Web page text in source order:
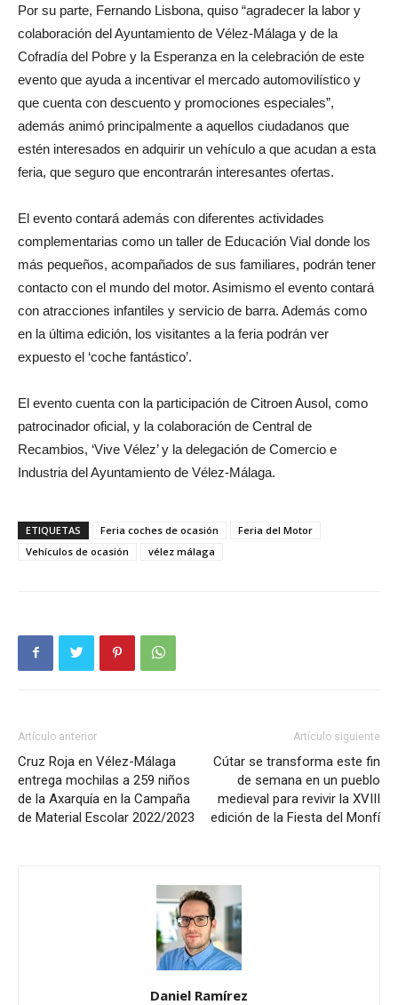
Por su parte, Fernando Lisbona, quiso “agradecer la labor y
colaboración del Ayuntamiento de Vélez-Málaga y de la
Cofradía del Pobre y la Esperanza en la celebración de este
evento que ayuda a incentivar el mercado automovilístico y
que cuenta con descuento y promociones especiales”,
además animó principalmente a aquellos ciudadanos que
estén interesados en adquirir un vehículo a que acudan a esta
feria, que seguro que encontrarán interesantes ofertas.
El evento contará además con diferentes actividades
complementarias como un taller de Educación Vial donde los
más pequeños, acompañados de sus familiares, podrán tener
contacto con el mundo del motor. Asimismo el evento contará
con atracciones infantiles y servicio de barra. Además como
en la última edición, los visitantes a la feria podrán ver
expuesto el ‘coche fantástico’.
El evento cuenta con la participación de Citroen Ausol, como
patrocinador oficial, y la colaboración de Central de
Recambios, ‘Vive Vélez’ y la delegación de Comercio e
Industria del Ayuntamiento de Vélez-Málaga.
ETIQUETAS Feria coches de ocasión
Feria del Motor
Vehículos de ocasión
vélez málaga
Artículo anterior
Cruz Roja en Vélez-Málaga
entrega mochilas a 259 niños
de la Axarquía en la Campaña
de Material Escolar 2022/2023
Artículo siguiente
Cútar se transforma este fin
de semana en un pueblo
medieval para revivir la XVIII
edición de la Fiesta del Monfí
Daniel Ramírez